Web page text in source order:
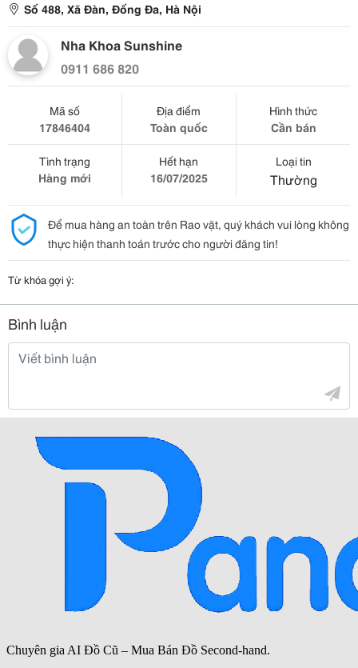
Số 488, Xã Đàn, Đống Đa, Hà Nội
Nha Khoa Sunshine
0911 686 820
Mã số
17846404
Địa điểm
Toàn quốc
Hình thức
Cần bán
Tình trạng
Hàng mới
Hết hạn
16/07/2025
Loại tin
Thường
Để mua hàng an toàn trên Rao vặt, quý khách vui lòng không
thực hiện thanh toán trước cho người đăng tin!
Từ khóa gợi ý:
Bình luận